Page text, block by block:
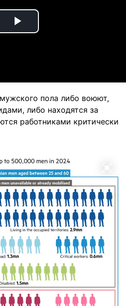
Play
пола либо воюют,
либо находятся за
работниками критически